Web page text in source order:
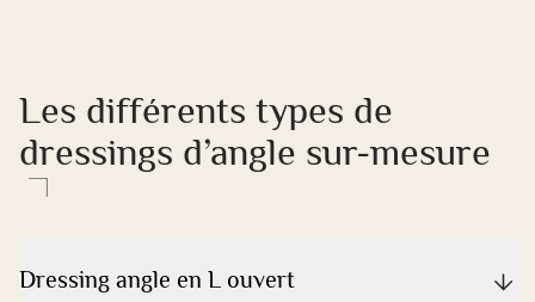
Les différents types de
dressings d’angle sur-mesure
Dressing angle en L ouvert